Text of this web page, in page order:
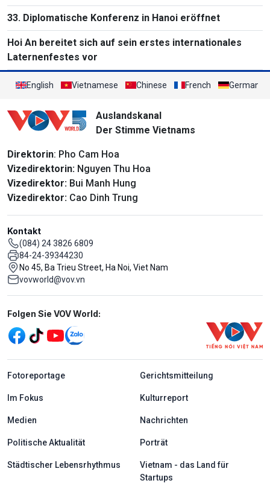
33. Diplomatische Konferenz in Hanoi eröffnet
Hoi An bereitet sich auf sein erstes internationales
Laternenfestes vor
English Vietnamese Chinese French German
Auslandskanal
Der Stimme Vietnams
Direktorin: Pho Cam Hoa
Vizedirektorin: Nguyen Thu Hoa
Vizedirektor: Bui Manh Hung
Vizedirektor: Cao Dinh Trung
Kontakt
(084) 24 3826 6809
84-24-39344230
No 45, Ba Trieu Street, Ha Noi, Viet Nam
vovworld@vov.vn
Mạng xã hội
Folgen Sie VOV World:
menu footer tiếng Đức
Fotoreportage Gerichtsmitteilung
Im Fokus Kulturreport
Medien Nachrichten
Politische Aktualität Porträt
Städtischer Lebensrhythmus
Vietnam - das Land für
Startups